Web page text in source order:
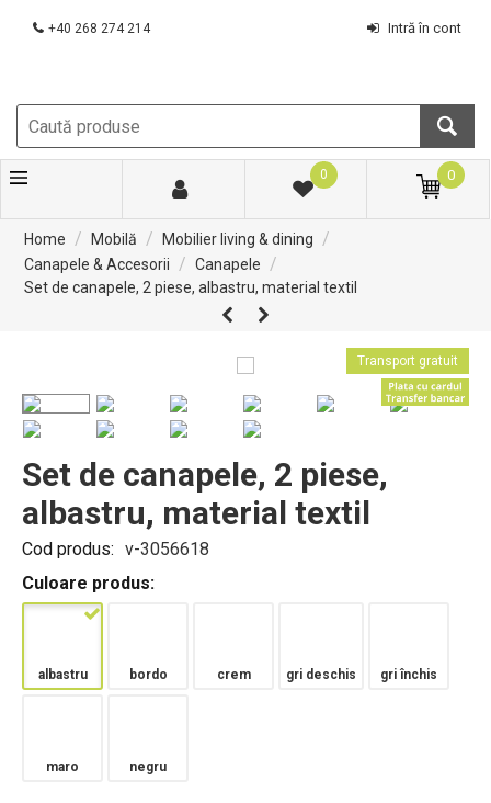
+40 268 274 214 Intră în cont
0 0
Home / Mobilă / Mobilier living & dining /
Canapele & Accesorii / Canapele /
Set de canapele, 2 piese, albastru, material textil
Transport gratuit
Set de canapele, 2 piese,
albastru, material textil
Cod produs: v-3056618
Culoare produs:
albastru bordo crem gri deschis gri închis
maro negru